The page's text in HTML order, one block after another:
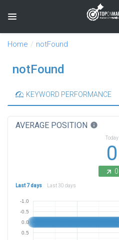
Toggle navigation
Home notFound
notFound
KEYWORD PERFORMANCE
AVERAGE POSITION info
Today
0
0
Last 7 days Last 30 days
-1.0
-0.5
0.0
0.5